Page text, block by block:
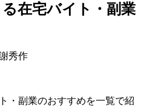
在宅バイト・副業
秀作
・副業のおすすめを一覧で紹